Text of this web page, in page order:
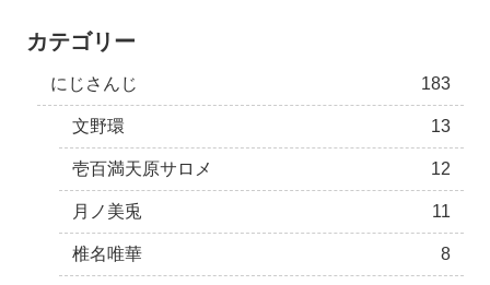
カテゴリー
にじさんじ 183
文野環 13
壱百満天原サロメ 12
月ノ美兎 11
椎名唯華 8